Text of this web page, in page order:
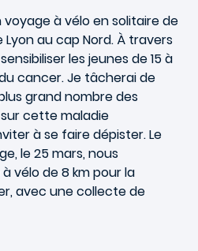
voyage à vélo en solitaire de
Lyon au cap Nord. À travers
les jeunes de 15 à
cancer. Je tâcherai de
grand nombre des
cette maladie
à se faire dépister. Le
le 25 mars, nous
vélo de 8 km pour la
avec une collecte de